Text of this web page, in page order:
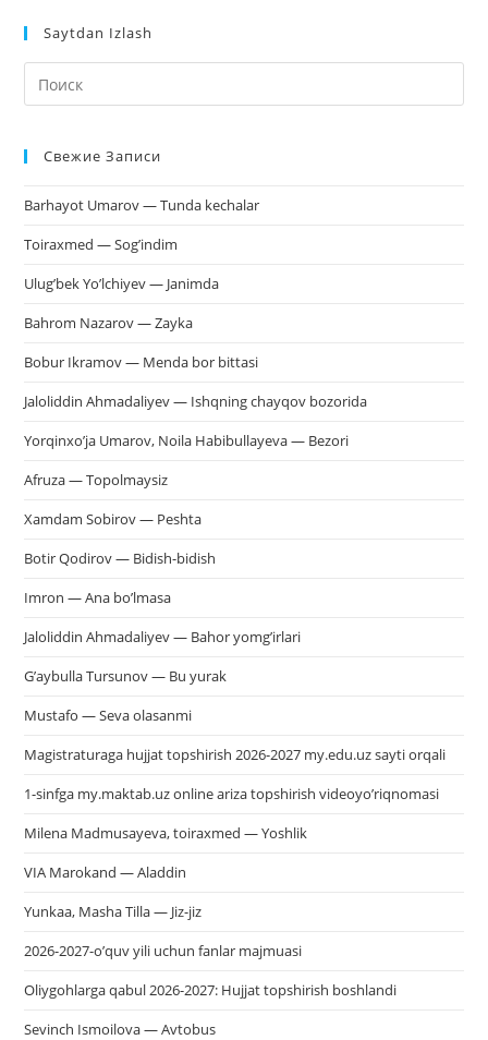
Saytdan Izlash
Свежие Записи
Barhayot Umarov — Tunda kechalar
Toiraxmed — Sog’indim
Ulug’bek Yo’lchiyev — Janimda
Bahrom Nazarov — Zayka
Bobur Ikramov — Menda bor bittasi
Jaloliddin Ahmadaliyev — Ishqning chayqov bozorida
Yorqinxo’ja Umarov, Noila Habibullayeva — Bezori
Afruza — Topolmaysiz
Xamdam Sobirov — Peshta
Botir Qodirov — Bidish-bidish
Imron — Ana bo’lmasa
Jaloliddin Ahmadaliyev — Bahor yomg’irlari
G’aybulla Tursunov — Bu yurak
Mustafo — Seva olasanmi
Magistraturaga hujjat topshirish 2026-2027 my.edu.uz sayti orqali
1-sinfga my.maktab.uz online ariza topshirish videoyo’riqnomasi
Milena Madmusayeva, toiraxmed — Yoshlik
VIA Marokand — Aladdin
Yunkaa, Masha Tilla — Jiz-jiz
2026-2027-o’quv yili uchun fanlar majmuasi
Oliygohlarga qabul 2026-2027: Hujjat topshirish boshlandi
Sevinch Ismoilova — Avtobus